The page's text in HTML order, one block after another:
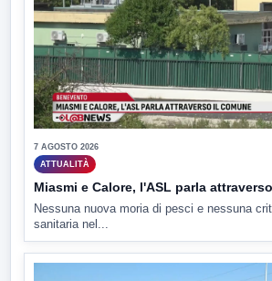
7 AGOSTO 2026
ATTUALITÀ
Miasmi e Calore, l'ASL parla
Nessuna nuova moria di pesci e nessuna
sanitaria nel...